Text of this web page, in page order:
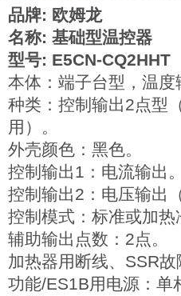
品牌: 欧姆龙
名称: 基础型温控器
型号: E5CN-CQ2HHT
本体：端子台型，温度
种类：控制输出2点型
用）。
外壳颜色：黑色。
控制输出1：电流输出。
控制输出2：电压输出
控制模式：标准或加热
辅助输出点数：2点。
加热器用断线、SSR
功能/ES1B用电源：单